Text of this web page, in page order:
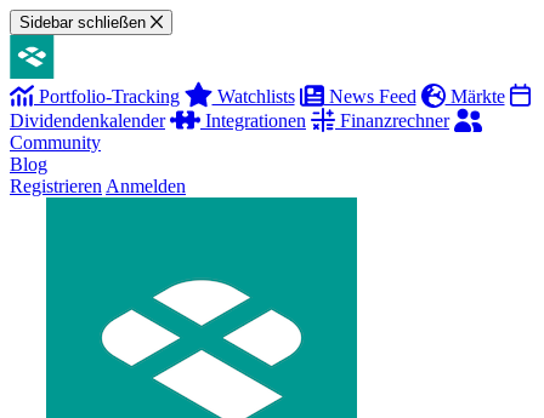
Sidebar schließen
Portfolio-Tracking Watchlists News Feed
Märkte
Dividendenkalender
Integrationen
Finanzrechner
Community
Blog
Registrieren Anmelden